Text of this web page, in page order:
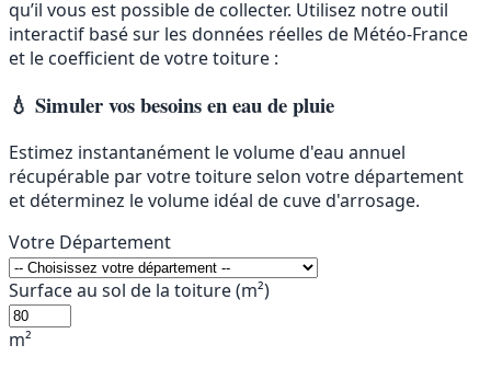
qu’il vous est possible de collecter. Utilisez notre outil
interactif basé sur les données réelles de Météo-France
et le coefficient de votre toiture :
💧 Simuler vos besoins en eau de pluie
Estimez instantanément le volume d'eau annuel
récupérable par votre toiture selon votre département
et déterminez le volume idéal de cuve d'arrosage.
Votre Département
Surface au sol de la toiture (m²)
m²